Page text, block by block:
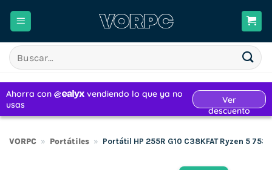
Buscar
por:
VORPC » Portátiles » Portátil HP 255R G10 C38KFAT Ryzen 5